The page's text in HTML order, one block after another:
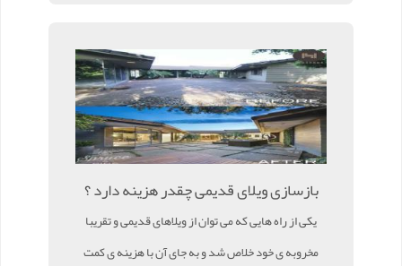
بازسازی ویلای قدیمی چقدر هزینه دارد ؟
یکی از راه هایی که می توان از ویلاهای قدیمی و تقریبا
مخروبه ی خود خلاص شد و به جای آن با هزینه ی کمت